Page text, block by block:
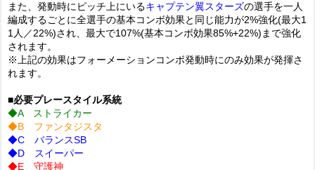
また、発動時にピッチ上にいるキャプテン翼スターズの選手を一人
編成するごとに全選手の基本コンボ効果と同じ能力が2%強化(最大1
1人／22%)され、最大で107%(基本コンボ効果85%+22%)まで強化
されます。
※上記の効果はフォーメーションコンボ発動時にのみ効果が発揮さ
れます。
■必要プレースタイル系統
◆A ストライカー
◆B ファンタジスタ
◆C バランスSB
◆D スイーパー
◆E 守護神